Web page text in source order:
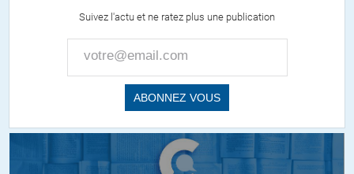
Suivez l'actu et ne ratez plus une publication